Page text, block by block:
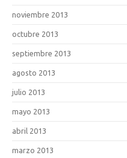
noviembre 2013
octubre 2013
septiembre 2013
agosto 2013
julio 2013
mayo 2013
abril 2013
marzo 2013